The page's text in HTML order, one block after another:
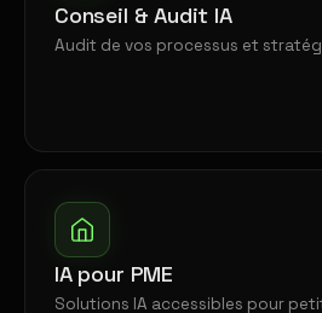
Conseil & Audit IA
Audit de vos processus et
IA pour PME
Solutions IA accessibles pour